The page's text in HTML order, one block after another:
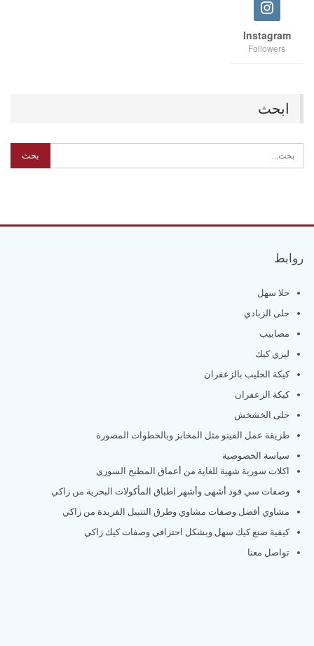
Instagram
Followers
ابحث
روابط
حلا سهل
حلى الزبادي
مصابيب
ليزي كيك
كيكة الحليب بالزعفران
كيكة الزعفران
حلى الخشخش
طريقة عمل الفينو مثل المخابز وبالخطوات المصورة
سياسة الخصوصية
اكلات سورية شهية للغاية من أعماق المطبخ السوري
وصفات سي فود أشهى وأشهر اطباق المأكولات البحرية من زاكي
مشاوي أفضل وصفات مشاوي وطرق التتبيل الفريدة من زاكي
كيفية صنع كيك سهل وبشكل احترافي وصفات كيك زاكي
تواصل معنا